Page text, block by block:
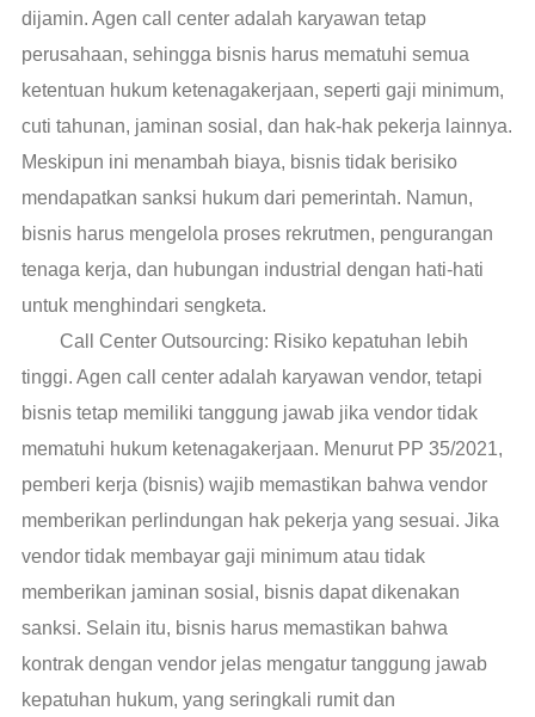
dijamin. Agen call center adalah karyawan tetap
perusahaan, sehingga bisnis harus mematuhi semua
ketentuan hukum ketenagakerjaan, seperti gaji minimum,
cuti tahunan, jaminan sosial, dan hak-hak pekerja lainnya.
Meskipun ini menambah biaya, bisnis tidak berisiko
mendapatkan sanksi hukum dari pemerintah. Namun,
bisnis harus mengelola proses rekrutmen, pengurangan
tenaga kerja, dan hubungan industrial dengan hati-hati
untuk menghindari sengketa.
Call Center Outsourcing: Risiko kepatuhan lebih
tinggi. Agen call center adalah karyawan vendor, tetapi
bisnis tetap memiliki tanggung jawab jika vendor tidak
mematuhi hukum ketenagakerjaan. Menurut PP 35/2021,
pemberi kerja (bisnis) wajib memastikan bahwa vendor
memberikan perlindungan hak pekerja yang sesuai. Jika
vendor tidak membayar gaji minimum atau tidak
memberikan jaminan sosial, bisnis dapat dikenakan
sanksi. Selain itu, bisnis harus memastikan bahwa
kontrak dengan vendor jelas mengatur tanggung jawab
kepatuhan hukum, yang seringkali rumit dan